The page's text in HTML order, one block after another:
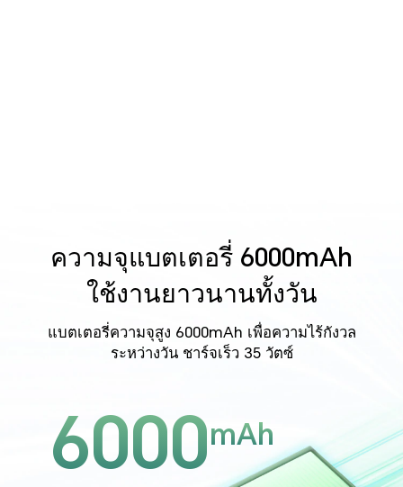
6000mAh
ความจุแบตเตอรี่ 6000mAh
ใช้งานยาวนานทั้งวัน
แบตเตอรี่ความจุสูง 6000mAh เพื่อความไร้กังวล
ระหว่างวัน ชาร์จเร็ว 35 วัตซ์